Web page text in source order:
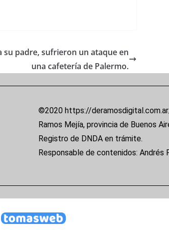
su padre, sufrieron un ataque en
una cafetería de Palermo.
©2020 https://
Ramos Mejía, provincia de Buenos
Registro de DNDA en trámite.
Responsable de contenidos: Andrés